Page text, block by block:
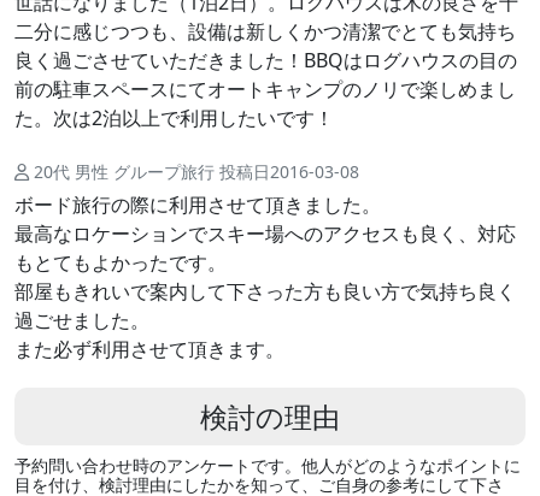
二分に感じつつも、設備は新しくかつ清潔でとても気持ち
良く過ごさせていただきました！BBQはログハウスの目の
前の駐車スペースにてオートキャンプのノリで楽しめまし
た。次は2泊以上で利用したいです！
20代 男性 グループ旅行 投稿日2016-03-08
ボード旅行の際に利用させて頂きました。
最高なロケーションでスキー場へのアクセスも良く、対応
もとてもよかったです。
部屋もきれいで案内して下さった方も良い方で気持ち良く
過ごせました。
また必ず利用させて頂きます。
検討の理由
予約問い合わせ時のアンケートです。他人がどのようなポイントに
目を付け、検討理由にしたかを知って、ご自身の参考にして下さ